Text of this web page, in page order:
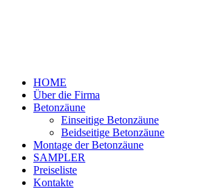
HOME
Über die Firma
Betonzäune
Einseitige Betonzäune
Beidseitige Betonzäune
Montage der Betonzäune
SAMPLER
Preiseliste
Kontakte